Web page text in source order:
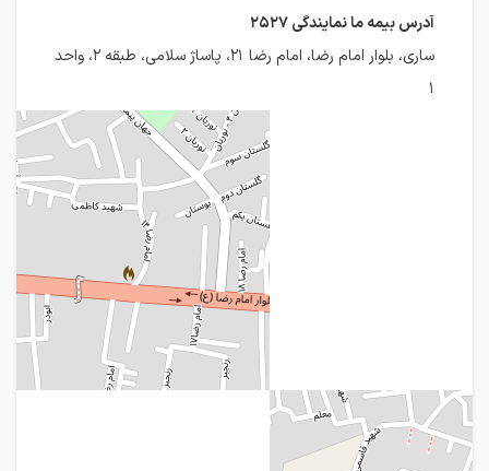
آدرس بیمه ما نمایندگی ۲۵۲۷
ساری، بلوار امام رضا، امام رضا ۲۱، پاساژ سلامی، طبقه ۲، واحد
۱